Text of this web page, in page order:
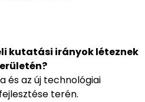
kutatási irányok léteznek
és az új technológiai
terén.